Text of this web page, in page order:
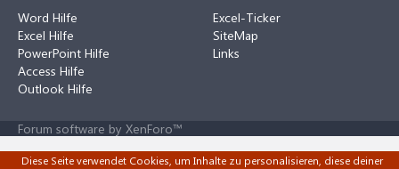
Word Hilfe
Excel Hilfe
PowerPoint Hilfe
Access Hilfe
Outlook Hilfe
Excel-Ticker
SiteMap
Links
Forum software by XenForo™
Diese Seite verwendet Cookies, um Inhalte zu personalisieren, diese deiner